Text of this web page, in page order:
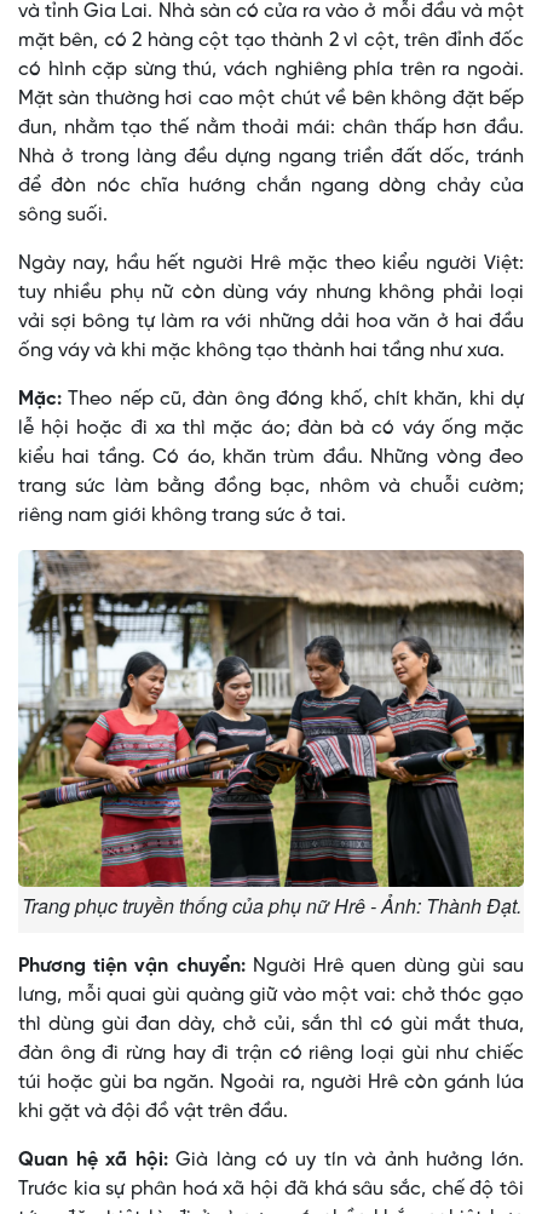
và tỉnh Gia Lai. Nhà sàn có cửa ra vào ở mỗi đầu và một
mặt bên, có 2 hàng cột tạo thành 2 vì cột, trên đỉnh đốc
có hình cặp sừng thú, vách nghiêng phía trên ra ngoài.
Mặt sàn thường hơi cao một chút về bên không đặt bếp
đun, nhằm tạo thế nằm thoải mái: chân thấp hơn đầu.
Nhà ở trong làng đều dựng ngang triền đất dốc, tránh
để đòn nóc chĩa hướng chắn ngang dòng chảy của
sông suối.
Ngày nay, hầu hết người Hrê mặc theo kiểu người Việt:
tuy nhiều phụ nữ còn dùng váy nhưng không phải loại
vải sợi bông tự làm ra với những dải hoa văn ở hai đầu
ống váy và khi mặc không tạo thành hai tầng như xưa.
Mặc:Theo nếp cũ, đàn ông đóng khố, chít khăn, khi dự
lễ hội hoặc đi xa thì mặc áo; đàn bà có váy ống mặc
kiểu hai tầng. Có áo, khăn trùm đầu. Những vòng đeo
trang sức làm bằng đồng bạc, nhôm và chuỗi cườm;
riêng nam giới không trang sức ở tai.
Trang phục truyền thống của phụ nữ Hrê - Ảnh: Thành Đạt.
Phương tiện vận chuyển:Người Hrê quen dùng gùi sau
lưng, mỗi quai gùi quàng giữ vào một vai: chở thóc gạo
thì dùng gùi đan dày, chở củi, sắn thì có gùi mắt thưa,
đàn ông đi rừng hay đi trận có riêng loại gùi như chiếc
túi hoặc gùi ba ngăn. Ngoài ra, người Hrê còn gánh lúa
khi gặt và đội đồ vật trên đầu.
Quan hệ xã hội:Già làng có uy tín và ảnh hưởng lớn.
Trước kia sự phân hoá xã hội đã khá sâu sắc, chế độ tôi